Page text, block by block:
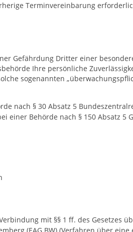
Terminvereinbarung
Gefährdung Dritter einer
Ihre persönliche
sogenannten
nach § 30 Absatz 5
einer Behörde nach § 150 Absatz 5
mit §§ 1 ff. des Gesetzes